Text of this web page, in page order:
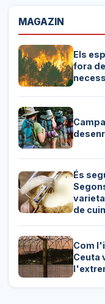
MAGAZIN
Els
fora
És
de
Com
Ceuta